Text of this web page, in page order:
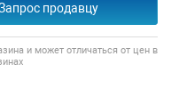
продавцу
и может отличаться от цен в